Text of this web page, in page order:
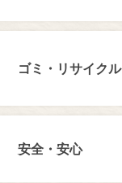
ゴミ・リサイクル
安全・安心